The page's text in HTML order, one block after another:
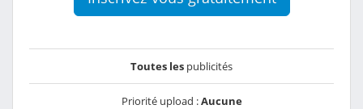
Toutes les publicités
Priorité upload :Aucune